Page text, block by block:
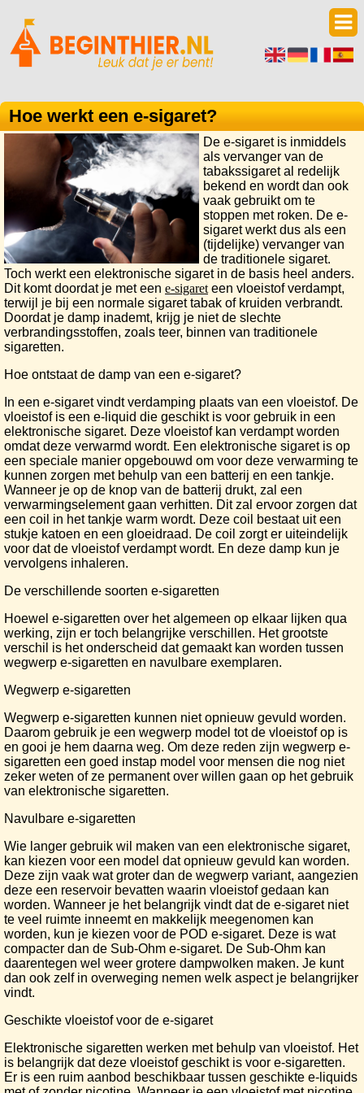
Hoe werkt een e-sigaret?
De e-sigaret is inmiddels
als vervanger van de
tabakssigaret al redelijk
bekend en wordt dan ook
vaak gebruikt om te
stoppen met roken. De e-
sigaret werkt dus als een
(tijdelijke) vervanger van
de traditionele sigaret.
Toch werkt een elektronische sigaret in de basis heel anders.
Dit komt doordat je met een e-sigaret een vloeistof verdampt,
terwijl je bij een normale sigaret tabak of kruiden verbrandt.
Doordat je damp inademt, krijg je niet de slechte
verbrandingsstoffen, zoals teer, binnen van traditionele
sigaretten.
Hoe ontstaat de damp van een e-sigaret?
In een e-sigaret vindt verdamping plaats van een vloeistof. De
vloeistof is een e-liquid die geschikt is voor gebruik in een
elektronische sigaret. Deze vloeistof kan verdampt worden
omdat deze verwarmd wordt. Een elektronische sigaret is op
een speciale manier opgebouwd om voor deze verwarming te
kunnen zorgen met behulp van een batterij en een tankje.
Wanneer je op de knop van de batterij drukt, zal een
verwarmingselement gaan verhitten. Dit zal ervoor zorgen dat
een coil in het tankje warm wordt. Deze coil bestaat uit een
stukje katoen en een gloeidraad. De coil zorgt er uiteindelijk
voor dat de vloeistof verdampt wordt. En deze damp kun je
vervolgens inhaleren.
De verschillende soorten e-sigaretten
Hoewel e-sigaretten over het algemeen op elkaar lijken qua
werking, zijn er toch belangrijke verschillen. Het grootste
verschil is het onderscheid dat gemaakt kan worden tussen
wegwerp e-sigaretten en navulbare exemplaren.
Wegwerp e-sigaretten
Wegwerp e-sigaretten kunnen niet opnieuw gevuld worden.
Daarom gebruik je een wegwerp model tot de vloeistof op is
en gooi je hem daarna weg. Om deze reden zijn wegwerp e-
sigaretten een goed instap model voor mensen die nog niet
zeker weten of ze permanent over willen gaan op het gebruik
van elektronische sigaretten.
Navulbare e-sigaretten
Wie langer gebruik wil maken van een elektronische sigaret,
kan kiezen voor een model dat opnieuw gevuld kan worden.
Deze zijn vaak wat groter dan de wegwerp variant, aangezien
deze een reservoir bevatten waarin vloeistof gedaan kan
worden. Wanneer je het belangrijk vindt dat de e-sigaret niet
te veel ruimte inneemt en makkelijk meegenomen kan
worden, kun je kiezen voor de POD e-sigaret. Deze is wat
compacter dan de Sub-Ohm e-sigaret. De Sub-Ohm kan
daarentegen wel weer grotere dampwolken maken. Je kunt
dan ook zelf in overweging nemen welk aspect je belangrijker
vindt.
Geschikte vloeistof voor de e-sigaret
Elektronische sigaretten werken met behulp van vloeistof. Het
is belangrijk dat deze vloeistof geschikt is voor e-sigaretten.
Er is een ruim aanbod beschikbaar tussen geschikte e-liquids